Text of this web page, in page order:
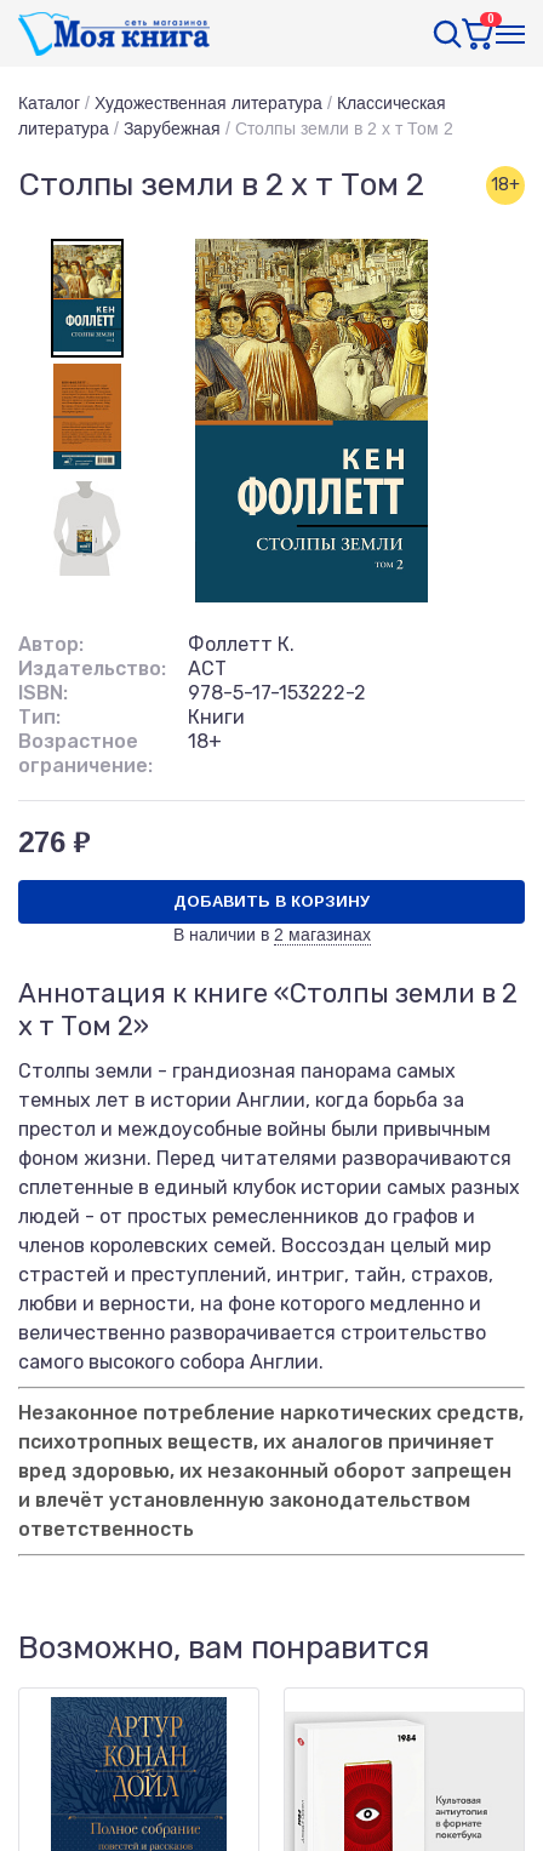
0
Каталог / Художественная литература / Классическая
литература / Зарубежная / Столпы земли в 2 х т Том 2
Столпы земли в 2 х т Том 2 18+
Автор:
Фоллетт К.
Издательство:
АСТ
ISBN:
978-5-17-153222-2
Тип:
Книги
Возрастное
ограничение:
18+
276 ₽
ДОБАВИТЬ В КОРЗИНУ
В наличии в 2 магазинах
Аннотация к книге «Столпы земли в 2
х т Том 2»
Столпы земли - грандиозная панорама самых
темных лет в истории Англии, когда борьба за
престол и междоусобные войны были привычным
фоном жизни. Перед читателями разворачиваются
сплетенные в единый клубок истории самых разных
людей - от простых ремесленников до графов и
членов королевских семей. Воссоздан целый мир
страстей и преступлений, интриг, тайн, страхов,
любви и верности, на фоне которого медленно и
величественно разворачивается строительство
самого высокого собора Англии.
Незаконное потребление наркотических средств,
психотропных веществ, их аналогов причиняет
вред здоровью, их незаконный оборот запрещен
и влечёт установленную законодательством
ответственность
Возможно, вам понравится